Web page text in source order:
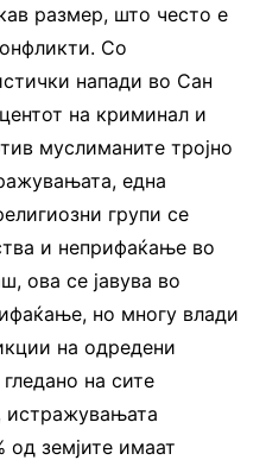
размер, што често е
Со
напади во Сан
на криминал и
муслиманите тројно
една
групи се
и неприфаќање во
ова се јавува во
но многу влади
на одредени
на сите
истражувањата
од земјите имаат